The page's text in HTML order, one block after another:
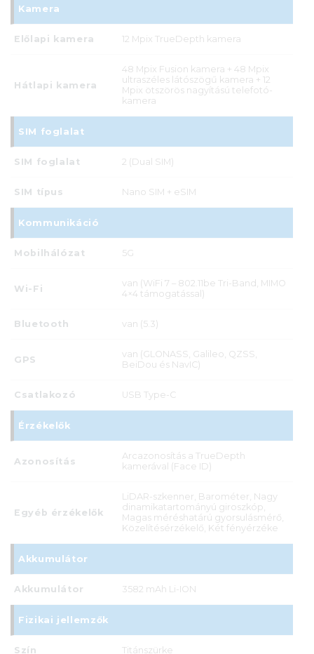
Kamera
Előlapi kamera 12 Mpix TrueDepth kamera
Hátlapi kamera
48 Mpix Fusion kamera + 48 Mpix
ultraszéles látószögű kamera + 12
Mpix ötszörös nagyítású tele­fotó­
kamera
SIM foglalat
SIM foglalat 2 (Dual SIM)
SIM típus Nano SIM + eSIM
Kommunikáció
Mobilhálózat 5G
Wi-Fi
van (WiFi 7 – 802.11be Tri-Band, MIMO
4×4 támogatással)
Bluetooth van (5.3)
GPS
van (GLONASS, Galileo, QZSS,
BeiDou és NavIC)
Csatlakozó USB Type-C
Érzékelők
Azonosítás
Arcazonosítás a TrueDepth
kamerával (Face ID)
Egyéb érzékelők
LiDAR-szkenner, Barométer, Nagy
dinamikatartományú giroszkóp,
Magas méréshatárú gyorsulásmérő,
Közelítésérzékelő, Két fényérzéke
Akkumulátor
Akkumulátor 3582 mAh Li-ION
Fizikai jellemzők
Szín Titánszürke